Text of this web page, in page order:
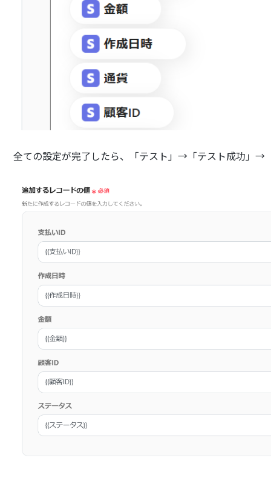
全ての設定が完了したら、「テスト」→「テスト成功」→